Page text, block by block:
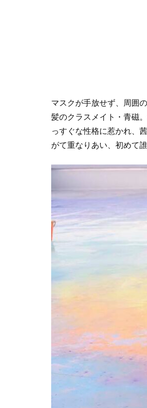
マスクが手放せず、周囲
髪のクラスメイト・青磁
っすぐな性格に惹かれ、
がて重なりあい、初めて